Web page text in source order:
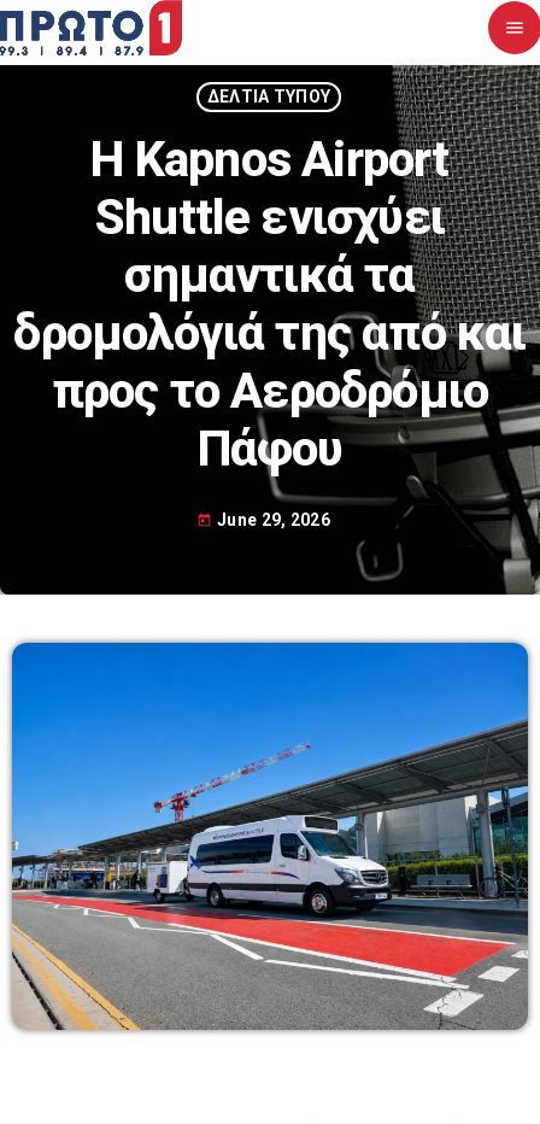
menu
close
Σχετικά με εμάς
Διαγωνισμοί
Επικοινωνία
Μάριος Πούλλαδος
10:00-11:00
10:00 - 11:00
ΔΕΛΤΙΑ ΤΥΠΟΥ
Η Kapnos Airport
Shuttle ενισχύει
σημαντικά τα
δρομολόγιά της από και
προς το Αεροδρόμιο
Πάφου
today June 29, 2026